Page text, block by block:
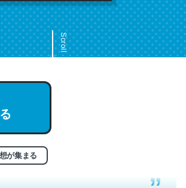
Scroll
が集まる
とてもクレバーなんだろうなと凄く思
も読める人は原文もお勧め。自分はこの流
Go. Then Covid hit. Shit.
られるかい？ by ラーズ・ヌートバー